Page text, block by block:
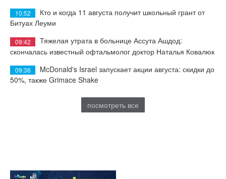
10:52
Кто и когда 11 августа получит школьный грант от
Битуах Леуми
09:42
Тяжелая утрата в больнице Ассута Ашдод:
скончалась известный офтальмолог доктор Наталья Ковалюк
09:36
McDonald's Israel запускает акции августа: скидки до
50%, также Grimace Shake
посмотреть все